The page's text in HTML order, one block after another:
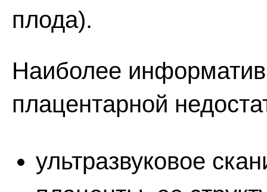
плода).
Наиболее
плацентарной
ультразвуковое